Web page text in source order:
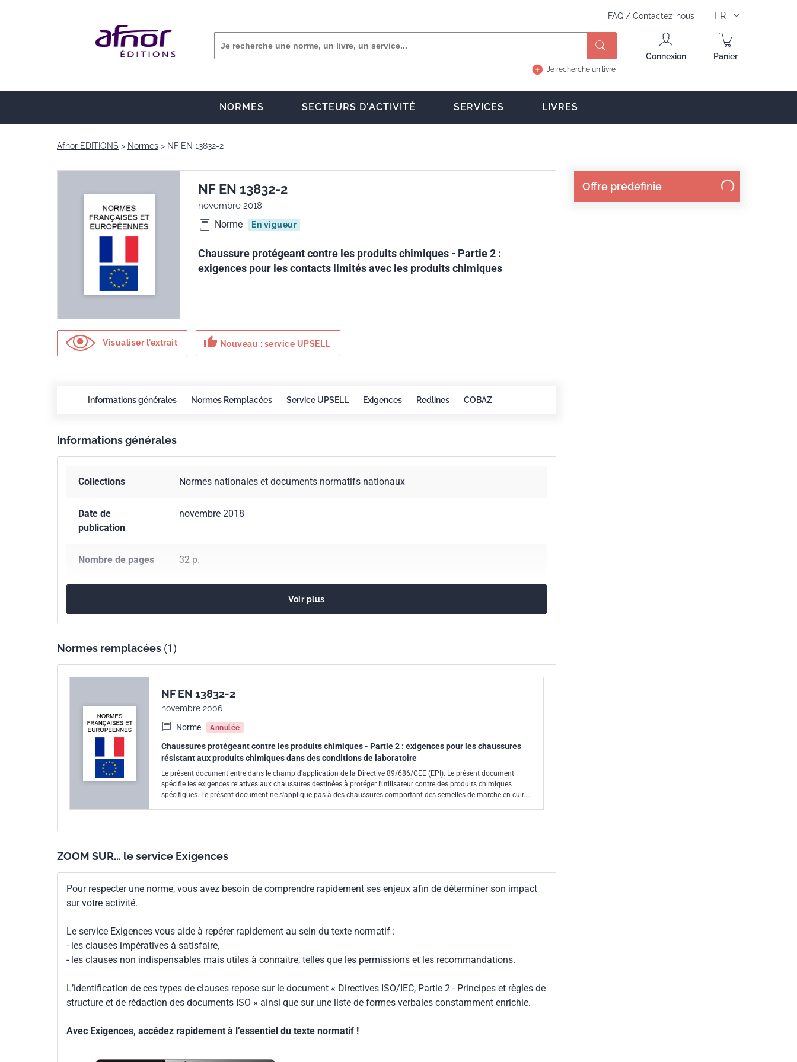
FAQ / Contactez-nous FR
Je recherche un livre
Connexion Panier
NORMES SECTEURS D'ACTIVITÉ SERVICES LIVRES
Afnor EDITIONS Normes NF EN 13832-2
Offre prédéfinie
NF EN 13832-2
novembre 2018
Norme En vigueur
Chaussure protégeant contre les produits chimiques - Partie 2 :
exigences pour les contacts limités avec les produits chimiques
Visualiser l'extrait thumb_up Nouveau : service UPSELL
Informations générales Normes Remplacées Service UPSELL Exigences Redlines COBAZ
Informations générales
Collections Normes nationales et documents normatifs nationaux
Date de
publication
novembre 2018
Nombre de pages 32 p.
Codes ICS 13.340.50Protection de la jambe et du pied
Numéro de tirage
EN 13832-2:2018
Voir plus
Normes remplacées (1)
NF EN 13832-2
novembre 2006
Norme
Annulée
Chaussures protégeant contre les produits chimiques - Partie 2 : exigences pour les chaussures
résistant aux produits chimiques dans des conditions de laboratoire
Le présent document entre dans le champ d'application de la Directive 89/686/CEE (EPI). Le présent document
spécifie les exigences relatives aux chaussures destinées à protéger l'utilisateur contre des produits chimiques
spécifiques. Le présent document ne s'applique pas à des chaussures comportant des semelles de marche en cuir.
ZOOM SUR... le service Exigences
Pour respecter une norme, vous avez besoin de comprendre rapidement ses enjeux afin de déterminer son impact
sur votre activité.
Le service Exigences vous aide à repérer rapidement au sein du texte normatif :
- les clauses impératives à satisfaire,
- les clauses non indispensables mais utiles à connaitre, telles que les permissions et les recommandations.
L’identification de ces types de clauses repose sur le document « Directives ISO/IEC, Partie 2 - Principes et règles de
structure et de rédaction des documents ISO » ainsi que sur une liste de formes verbales constamment enrichie.
Avec Exigences, accédez rapidement à l’essentiel du texte normatif !